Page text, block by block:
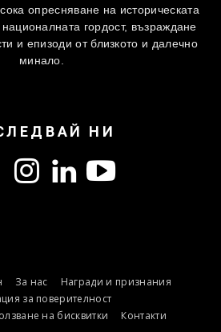
опресняване на историческата
гордост, възраждане
и епизоди от близкото и далечно
минало.
НИ
За нас
Награди и признания
за поверителност
на бисквитки
Контакти